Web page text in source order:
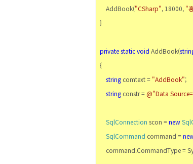
AddBook("CSharp", 18000, "
}
privatestaticvoid AddBook(
{
string comtext = "AddBook";
string constr =@"Data
SqlConnection scon =new
SqlCommand command =
command.CommandType =